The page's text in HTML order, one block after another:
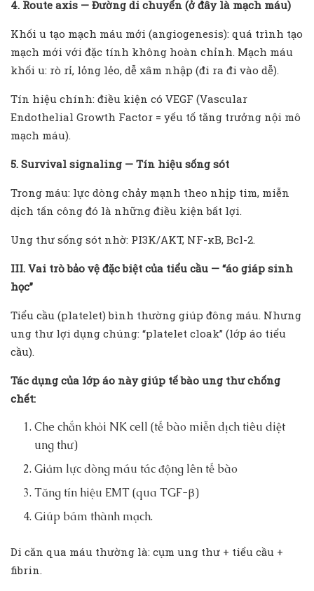
4. Route axis — Đường di chuyển (ở đây là mạch máu)
Khối u tạo mạch máu mới (angiogenesis): quá trình tạo
mạch mới với đặc tính không hoàn chỉnh. Mạch máu
khối u: rò rỉ, lỏng lẻo, dễ xâm nhập (đi ra đi vào dễ).
Tín hiệu chính: điều kiện có VEGF (Vascular
Endothelial Growth Factor = yếu tố tăng trưởng nội mô
mạch máu).
5. Survival signaling — Tín hiệu sống sót
Trong máu: lực dòng chảy mạnh theo nhịp tim, miễn
dịch tấn công đó là những điều kiện bất lợi.
Ung thư sống sót nhờ: PI3K/AKT, NF-κB, Bcl-2.
III. Vai trò bảo vệ đặc biệt của tiểu cầu — “áo giáp sinh
học”
Tiểu cầu (platelet) bình thường giúp đông máu. Nhưng
ung thư lợi dụng chúng: “platelet cloak” (lớp áo tiểu
cầu).
Tác dụng của lớp áo này giúp tế bào ung thư chống
chết:
Che chắn khỏi NK cell (tế bào miễn dịch tiêu diệt
ung thư)
Giảm lực dòng máu tác động lên tế bào
Tăng tín hiệu EMT (qua TGF-β)
Giúp bám thành mạch.
Di căn qua máu thường là: cụm ung thư + tiểu cầu +
fibrin.